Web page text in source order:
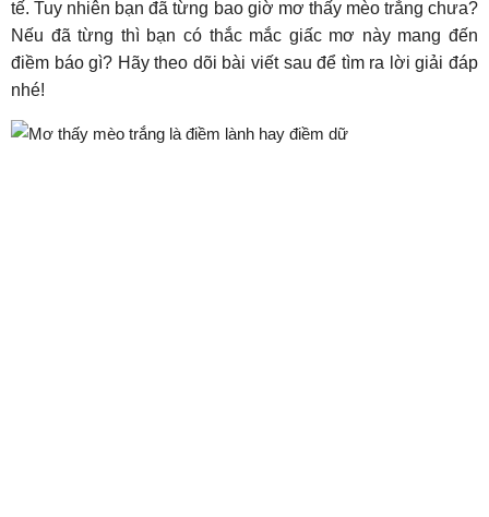
tế. Tuy nhiên bạn đã từng bao giờ mơ thấy mèo trắng chưa?
Nếu đã từng thì bạn có thắc mắc giấc mơ này mang đến
điềm báo gì? Hãy theo dõi bài viết sau để tìm ra lời giải đáp
nhé!